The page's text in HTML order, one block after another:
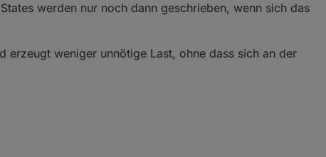
werden nur noch dann geschrieben, wenn sich das
erzeugt weniger unnötige Last, ohne dass sich an der